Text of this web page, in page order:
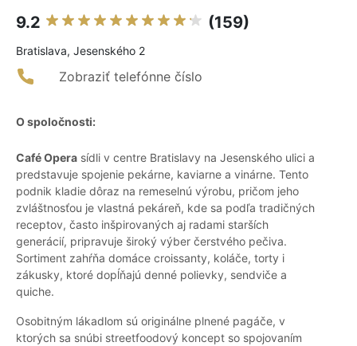
9.2 (159)
Bratislava, Jesenského 2
Zobraziť telefónne číslo
O spoločnosti:
Café Opera sídli v centre Bratislavy na Jesenského ulici a
predstavuje spojenie pekárne, kaviarne a vinárne. Tento
podnik kladie dôraz na remeselnú výrobu, pričom jeho
zvláštnosťou je vlastná pekáreň, kde sa podľa tradičných
receptov, často inšpirovaných aj radami starších
generácií, pripravuje široký výber čerstvého pečiva.
Sortiment zahŕňa domáce croissanty, koláče, torty i
zákusky, ktoré dopĺňajú denné polievky, sendviče a
quiche.
Osobitným lákadlom sú originálne plnené pagáče, v
ktorých sa snúbi streetfoodový koncept so spojovaním